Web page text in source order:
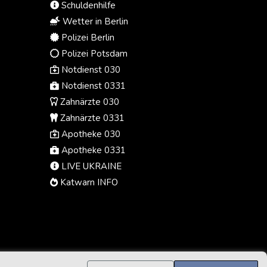
Rekordmeister.
Schuldenhilfe
Wetter in Berlin
Polizei Berlin
Polizei Potsdam
Notdienst 030
Notdienst 0331
Zahnärzte 030
Zahnärzte 0331
Apotheke 030
Apotheke 0331
LIVE UKRAINE
Katwarn INFO